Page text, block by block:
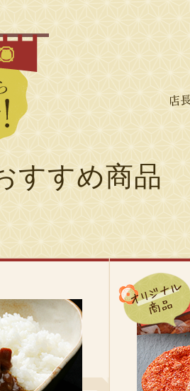
すすめ商品